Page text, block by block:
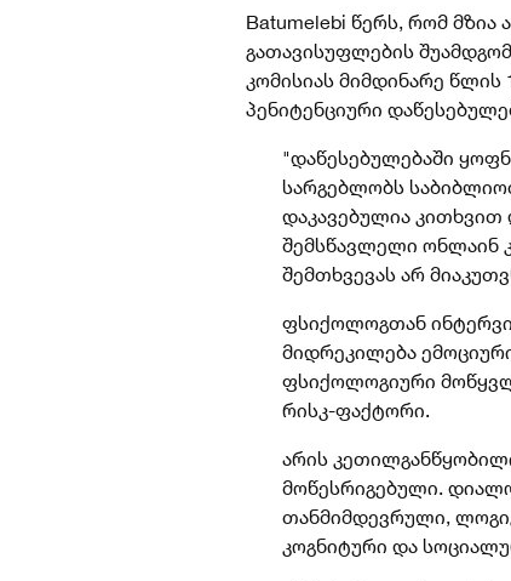
Batumelebi წერს, რომ
გათავისუფლების
კომისიას მიმდინარე წლის
პენიტენციური
"დაწესებულებაში
სარგებლობს
დაკავებულია კითხვით
შემსწავლელი ონლაინ
შემთხვევას არ
ფსიქოლოგთან
მიდრეკილება
ფსიქოლოგიური
რისკ-ფაქტორი.
არის
მოწესრიგებული.
თანმიმდევრული,
კოგნიტური და